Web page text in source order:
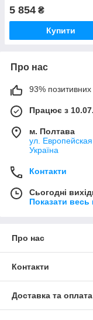
5 854 ₴
Купити
Про нас
93% позитивних
Працює з
м. Полтава
ул.
Україна
Контакти
Сьогодні
Показати весь
Про нас
Контакти
Доставка та оплата